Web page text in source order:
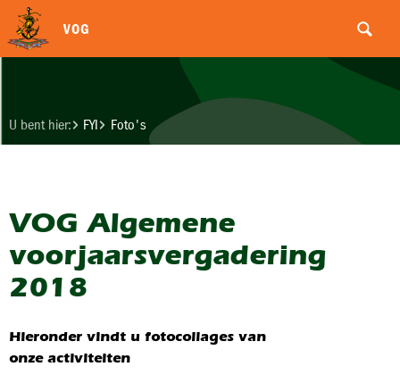
VOG
U bent hier: FYI Foto's
VOG Algemene
voorjaarsvergadering
2018
Hieronder vindt u fotocollages van
onze activiteiten